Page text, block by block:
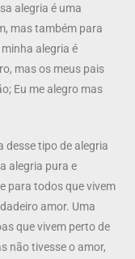
alegria é uma
mas também para
alegria é
mas os meus pais
Eu me alegro mas
desse tipo de alegria
alegria pura e
para todos que vivem
amor. Uma
que vivem perto de
não tivesse o amor,